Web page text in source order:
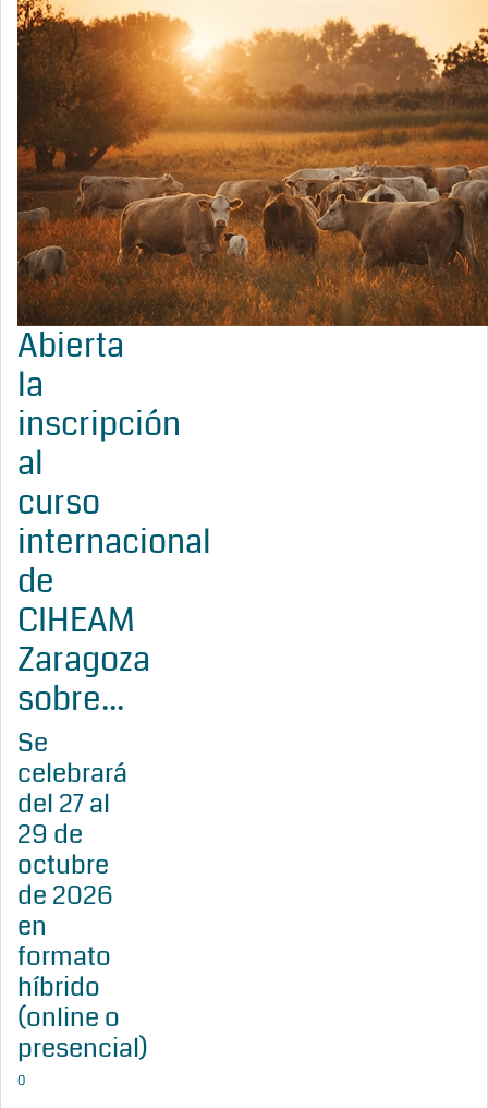
Abierta
la
inscripción
al
curso
internacional
de
CIHEAM
Zaragoza
sobre...
Se
celebrará
del 27 al
29 de
octubre
de 2026
en
formato
híbrido
(online o
presencial)
0